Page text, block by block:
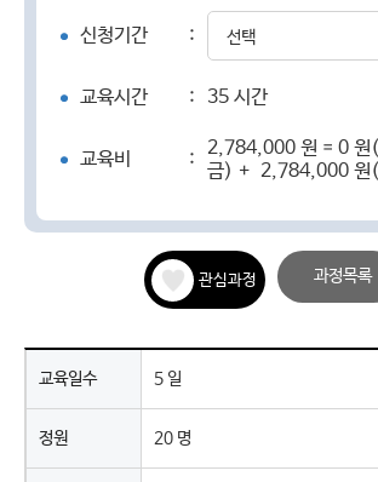
신청기간 : 선택
교육시간 : 35 시간
교육비 : 2,784,000 원 = 0 원(
금) + 2,784,000 원(
관심과정 과정목록
교육일수 5 일
정원 20 명